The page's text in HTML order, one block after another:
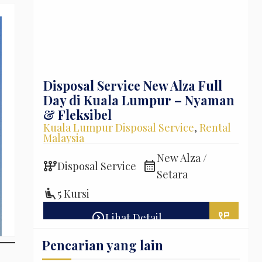
Disposal Service New Alza Full
Day di Kuala Lumpur – Nyaman
& Fleksibel
Kuala Lumpur Disposal Service, Rental
Malaysia
auto_transmissionDisposal Service calendar_monthNew Alza /
Setara
airline_seat_recline_extra5 Kursi
expand_circle_rightLihat Detail perm_phone_msg
Pencarian yang lain